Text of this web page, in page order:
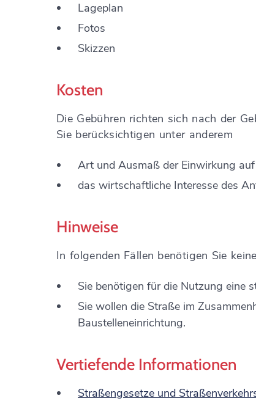
Lageplan
Fotos
Skizzen
Kosten
Die Gebühren richten sich nach der
Sie berücksichtigen unter anderem
Art und Ausmaß der Einwirkung
das wirtschaftliche Interesse des
Hinweise
In folgenden Fällen benötigen Sie
Sie benötigen für die Nutzung eine
Sie wollen die Straße im
Baustelleneinrichtung.
Vertiefende Informationen
Straßengesetze und